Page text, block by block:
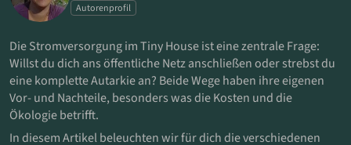
ÜBER UNS
ZUM HAUS-FINDER
Autorenprofil
Die Stromversorgung im Tiny House ist eine zentrale Frage:
Willst du dich ans öffentliche Netz anschließen oder strebst du
eine komplette Autarkie an? Beide Wege haben ihre eigenen
Vor- und Nachteile, besonders was die Kosten und die
Ökologie betrifft.
In diesem Artikel beleuchten wir für dich die verschiedenen